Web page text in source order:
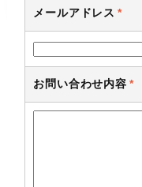
メールアドレス *
お問い合わせ内容 *